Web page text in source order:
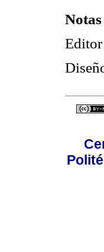
Notas
Editor